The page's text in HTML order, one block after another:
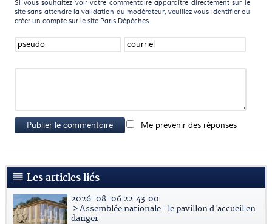
Si vous souhaitez voir votre commentaire apparaître directement sur le
site sans attendre la validation du modérateur, veuillez vous identifier ou
créer un compte sur le site Paris Dépêches.
Publier le commentaire Me prevenir des réponses
Les articles liés
2026-08-06 22:43:00
> Assemblée nationale : le pavillon d'accueil en
danger